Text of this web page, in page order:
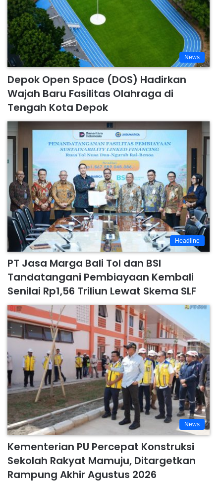
News
Depok Open Space (DOS) Hadirkan
Wajah Baru Fasilitas Olahraga di
Tengah Kota Depok
Headline
PT Jasa Marga Bali Tol dan BSI
Tandatangani Pembiayaan Kembali
Senilai Rp1,56 Triliun Lewat Skema SLF
News
Kementerian PU Percepat Konstruksi
Sekolah Rakyat Mamuju, Ditargetkan
Rampung Akhir Agustus 2026